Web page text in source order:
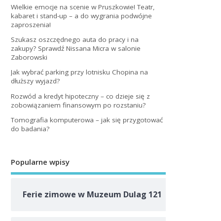
Wielkie emocje na scenie w Pruszkowie! Teatr,
kabaret i stand-up – a do wygrania podwójne
zaproszenia!
Szukasz oszczędnego auta do pracy i na
zakupy? Sprawdź Nissana Micra w salonie
Zaborowski
Jak wybrać parking przy lotnisku Chopina na
dłuższy wyjazd?
Rozwód a kredyt hipoteczny – co dzieje się z
zobowiązaniem finansowym po rozstaniu?
Tomografia komputerowa – jak się przygotować
do badania?
Popularne wpisy
Ferie zimowe w Muzeum Dulag 121